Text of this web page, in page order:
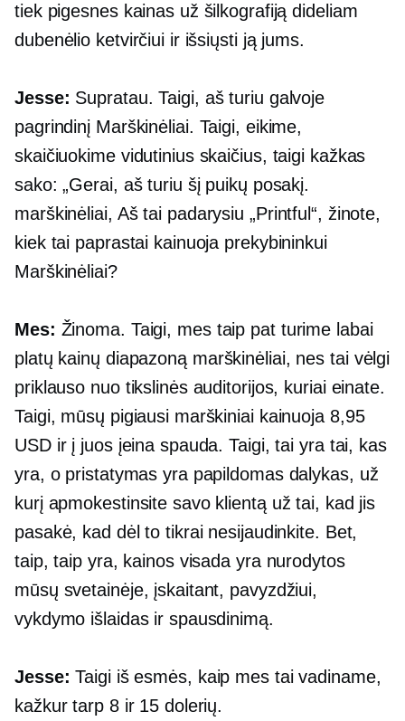
tiek pigesnes kainas už šilkografiją dideliam
dubenėlio ketvirčiui ir išsiųsti ją jums.
Jesse: Supratau. Taigi, aš turiu galvoje
pagrindinį Marškinėliai. Taigi, eikime,
skaičiuokime vidutinius skaičius, taigi kažkas
sako: „Gerai, aš turiu šį puikų posakį.
marškinėliai, Aš tai padarysiu „Printful“, žinote,
kiek tai paprastai kainuoja prekybininkui
Marškinėliai?
Mes: Žinoma. Taigi, mes taip pat turime labai
platų kainų diapazoną marškinėliai, nes tai vėlgi
priklauso nuo tikslinės auditorijos, kuriai einate.
Taigi, mūsų pigiausi marškiniai kainuoja 8,95
USD ir į juos įeina spauda. Taigi, tai yra tai, kas
yra, o pristatymas yra papildomas dalykas, už
kurį apmokestinsite savo klientą už tai, kad jis
pasakė, kad dėl to tikrai nesijaudinkite. Bet,
taip, taip yra, kainos visada yra nurodytos
mūsų svetainėje, įskaitant, pavyzdžiui,
vykdymo išlaidas ir spausdinimą.
Jesse: Taigi iš esmės, kaip mes tai vadiname,
kažkur tarp 8 ir 15 dolerių.